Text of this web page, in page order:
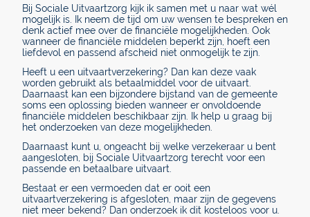
Bij Sociale Uitvaartzorg kijk ik samen met u naar wat wél
mogelijk is. Ik neem de tijd om uw wensen te bespreken en
denk actief mee over de financiële mogelijkheden. Ook
wanneer de financiële middelen beperkt zijn, hoeft een
liefdevol en passend afscheid niet onmogelijk te zijn.
Heeft u een uitvaartverzekering? Dan kan deze vaak
worden gebruikt als betaalmiddel voor de uitvaart.
Daarnaast kan een bijzondere bijstand van de gemeente
soms een oplossing bieden wanneer er onvoldoende
financiële middelen beschikbaar zijn. Ik help u graag bij
het onderzoeken van deze mogelijkheden.
Daarnaast kunt u, ongeacht bij welke verzekeraar u bent
aangesloten, bij Sociale Uitvaartzorg terecht voor een
passende en betaalbare uitvaart.
Bestaat er een vermoeden dat er ooit een
uitvaartverzekering is afgesloten, maar zijn de gegevens
niet meer bekend? Dan onderzoek ik dit kosteloos voor u.